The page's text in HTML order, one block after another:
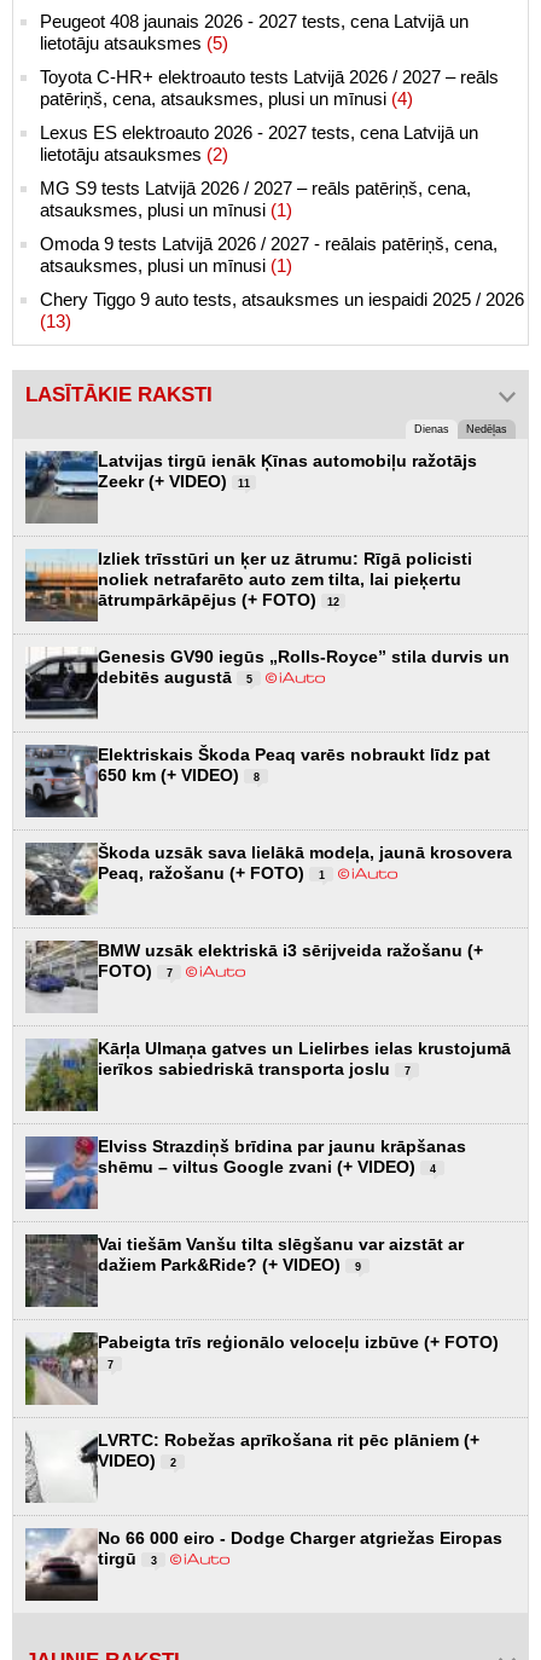
Peugeot 408 jaunais 2026 - 2027 tests, cena Latvijā un
lietotāju atsauksmes (5)
Toyota C-HR+ elektroauto tests Latvijā 2026 / 2027 – reāls
patēriņš, cena, atsauksmes, plusi un mīnusi (4)
Lexus ES elektroauto 2026 - 2027 tests, cena Latvijā un
lietotāju atsauksmes (2)
MG S9 tests Latvijā 2026 / 2027 – reāls patēriņš, cena,
atsauksmes, plusi un mīnusi (1)
Omoda 9 tests Latvijā 2026 / 2027 - reālais patēriņš, cena,
atsauksmes, plusi un mīnusi (1)
Chery Tiggo 9 auto tests, atsauksmes un iespaidi 2025 / 2026
(13)
LASĪTĀKIE RAKSTI
Dienas Nedēļas
Latvijas tirgū ienāk Ķīnas automobiļu ražotājs
Zeekr (+ VIDEO)
11
Izliek trīsstūri un ķer uz ātrumu: Rīgā policisti
noliek netrafarēto auto zem tilta, lai pieķertu
ātrumpārkāpējus (+ FOTO)
12
Genesis GV90 iegūs „Rolls-Royce” stila durvis un
debitēs augustā
5
Elektriskais Škoda Peaq varēs nobraukt līdz pat
650 km (+ VIDEO)
8
Škoda uzsāk sava lielākā modeļa, jaunā krosovera
Peaq, ražošanu (+ FOTO)
1
BMW uzsāk elektriskā i3 sērijveida ražošanu (+
FOTO)
7
Kārļa Ulmaņa gatves un Lielirbes ielas krustojumā
ierīkos sabiedriskā transporta joslu
7
Elviss Strazdiņš brīdina par jaunu krāpšanas
shēmu – viltus Google zvani (+ VIDEO)
4
Vai tiešām Vanšu tilta slēgšanu var aizstāt ar
dažiem Park&Ride? (+ VIDEO)
9
Pabeigta trīs reģionālo veloceļu izbūve (+ FOTO)
7
LVRTC: Robežas aprīkošana rit pēc plāniem (+
VIDEO)
2
No 66 000 eiro - Dodge Charger atgriežas Eiropas
tirgū
3